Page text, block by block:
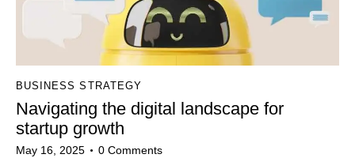
BUSINESS STRATEGY
Navigating the digital landscape for
startup growth
May 16, 2025 0 Comments